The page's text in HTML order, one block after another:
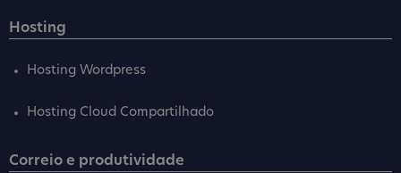
Hosting
Hosting Wordpress
Hosting Cloud Compartilhado
Correio e produtividade